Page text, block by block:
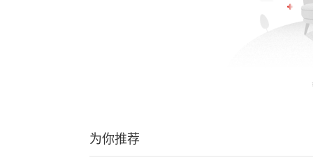
为你推荐